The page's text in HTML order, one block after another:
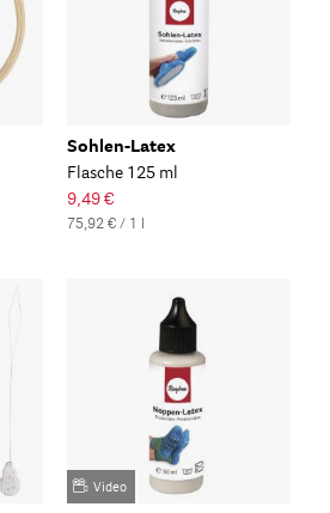
Sohlen-Latex
Flasche 125 ml
9,49 €
75,92 € / 1 l
Video